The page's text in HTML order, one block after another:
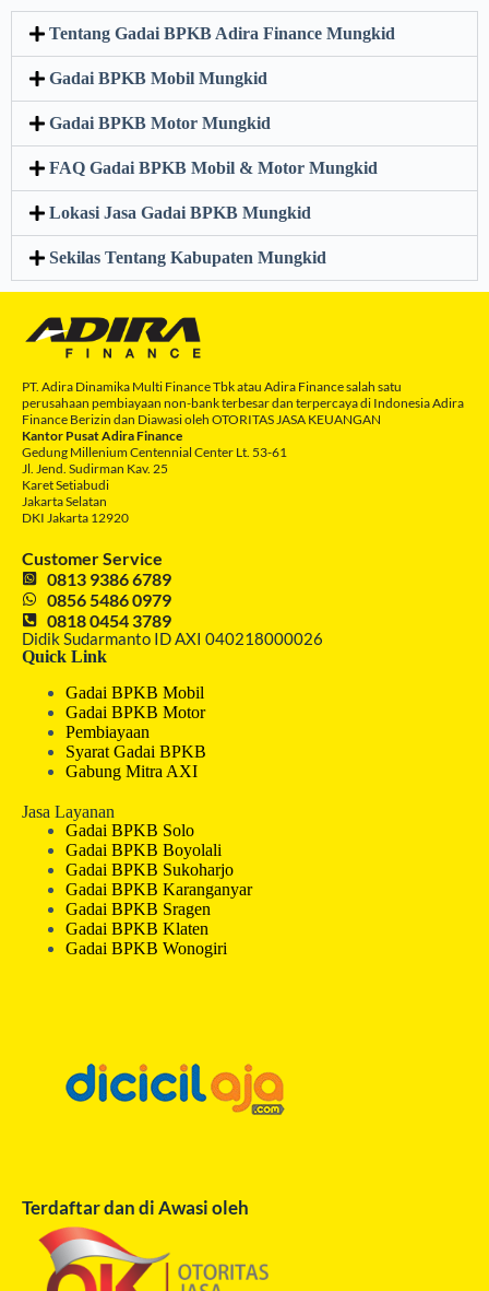
Tentang Gadai BPKB Adira Finance Mungkid
Gadai BPKB Mobil Mungkid
Gadai BPKB Motor Mungkid
FAQ Gadai BPKB Mobil & Motor Mungkid
Lokasi Jasa Gadai BPKB Mungkid
Sekilas Tentang Kabupaten Mungkid
PT. Adira Dinamika Multi Finance Tbk atau Adira Finance salah satu
perusahaan pembiayaan non-bank terbesar dan terpercaya di Indonesia Adira
Finance Berizin dan Diawasi oleh OTORITAS JASA KEUANGAN
Kantor Pusat Adira Finance
Gedung Millenium Centennial Center Lt. 53-61
Jl. Jend. Sudirman Kav. 25
Karet Setiabudi
Jakarta Selatan
DKI Jakarta 12920
Customer Service
0813 9386 6789
0856 5486 0979
0818 0454 3789
Didik Sudarmanto ID AXI 040218000026
Quick Link
Gadai BPKB Mobil
Gadai BPKB Motor
Pembiayaan
Syarat Gadai BPKB
Gabung Mitra AXI
Jasa Layanan
Gadai BPKB Solo
Gadai BPKB Boyolali
Gadai BPKB Sukoharjo
Gadai BPKB Karanganyar
Gadai BPKB Sragen
Gadai BPKB Klaten
Gadai BPKB Wonogiri
Terdaftar dan di Awasi oleh